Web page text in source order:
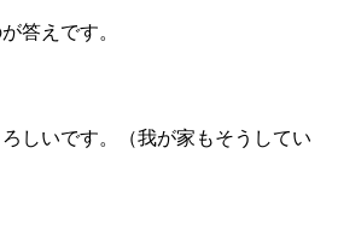
答えです。
しいです。（我が家もそうしてい